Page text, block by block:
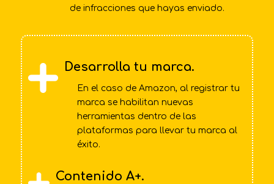
de infracciones que hayas enviado.
Desarrolla tu marca.
En el caso de Amazon, al registrar tu
marca se habilitan nuevas
herramientas dentro de las
plataformas para llevar tu marca al
éxito.
Contenido A+.